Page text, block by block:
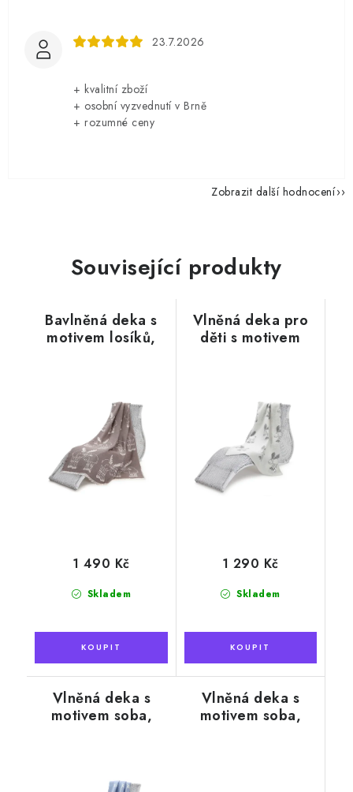
23.7.2026
+ kvalitní zboží
+ osobní vyzvednutí v Brně
+ rozumné ceny
Zobrazit další hodnocení
Související produkty
Bavlněná deka s
motivem losíků,
Skladem
1 490 Kč
Vlněná deka pro
děti s motivem
Skladem
1 290 Kč
Vlněná deka s
motivem soba,
Vlněná deka s
motivem soba,